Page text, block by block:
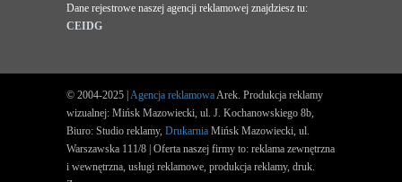
Dane rejestrowe naszej agencji reklamowej znajdziesz tu:
CEIDG
© 2004-2025 | Agencja reklamowaArek. Produkcja reklamy
wizualnej: Mińsk Mazowiecki, ul. J. Kochanowskiego 8b,
Biuro: Studio reklamy, Drukarnia Mińsk Mazowiecki, ul.
Warszawska 111/8 | Oferta naszej firmy to: reklama zewnętrzna
i wewnętrzna, usługi reklamowe, produkcja reklamy, druk.